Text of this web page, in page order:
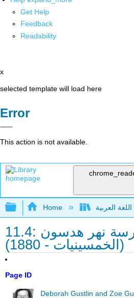
Get Help
Feedback
Readability
x
selected template will load here
Error
This action is not available.
Expand/collapse
Home
11.4: مدرسة نهر هدسون
(الخمسينيات - 1880)
Page ID
Deborah Gustlin and Zoe